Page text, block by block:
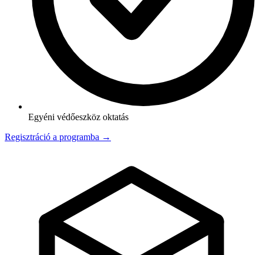
Egyéni védőeszköz oktatás
Regisztráció a programba →